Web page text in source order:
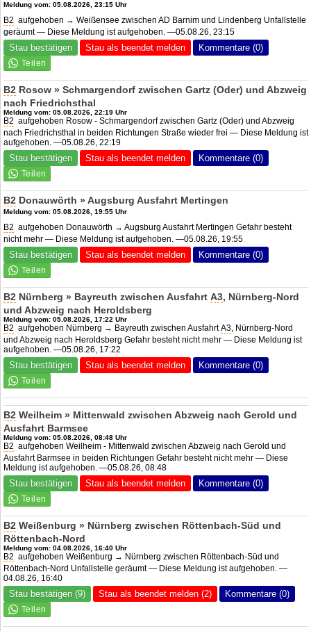
Meldung vom: 05.08.2026, 23:15 Uhr
B2 aufgehoben → Weißensee zwischenAD Barnim und Lindenberg Unfallstelle
geräumt — Diese Meldung ist aufgehoben. —05.08.26, 23:15
Stau bestätigen Stau als beendet melden Kommentare (0)
B2 Rosow » Schmargendorf zwischen Gartz (Oder) und Abzweig
nach Friedrichsthal
Meldung vom: 05.08.2026, 22:19 Uhr
B2 aufgehoben Rosow - Schmargendorf zwischen Gartz (Oder) und Abzweig
nach Friedrichsthal in beiden Richtungen Straße wieder frei — Diese Meldung ist
aufgehoben. —05.08.26, 22:19
Stau bestätigen Stau als beendet melden Kommentare (0)
B2 Donauwörth » Augsburg Ausfahrt Mertingen
Meldung vom: 05.08.2026, 19:55 Uhr
B2 aufgehoben Donauwörth → Augsburg Ausfahrt Mertingen Gefahr besteht
nicht mehr — Diese Meldung ist aufgehoben. —05.08.26, 19:55
Stau bestätigen Stau als beendet melden Kommentare (0)
B2 Nürnberg » Bayreuth zwischen AusfahrtA3, Nürnberg-Nord
und Abzweig nach Heroldsberg
Meldung vom: 05.08.2026, 17:22 Uhr
B2 aufgehoben Nürnberg → Bayreuth zwischen AusfahrtA3, Nürnberg-Nord
und Abzweig nach Heroldsberg Gefahr besteht nicht mehr — Diese Meldung ist
aufgehoben. —05.08.26, 17:22
Stau bestätigen Stau als beendet melden Kommentare (0)
B2 Weilheim » Mittenwald zwischen Abzweig nach Gerold und
Ausfahrt Barmsee
Meldung vom: 05.08.2026, 08:48 Uhr
B2 aufgehoben Weilheim - Mittenwald zwischen Abzweig nach Gerold und
Ausfahrt Barmsee in beiden Richtungen Gefahr besteht nicht mehr — Diese
Meldung ist aufgehoben. —05.08.26, 08:48
Stau bestätigen Stau als beendet melden Kommentare (0)
B2 Weißenburg » Nürnberg zwischen Röttenbach-Süd und
Röttenbach-Nord
Meldung vom: 04.08.2026, 16:40 Uhr
B2 aufgehoben Weißenburg → Nürnberg zwischen Röttenbach-Süd und
Röttenbach-Nord Unfallstelle geräumt — Diese Meldung ist aufgehoben. —
04.08.26, 16:40
Stau bestätigen (9) Stau als beendet melden (2) Kommentare (0)